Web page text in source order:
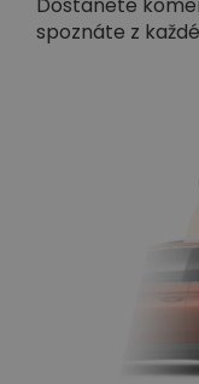
Dostanete
spoznáte z